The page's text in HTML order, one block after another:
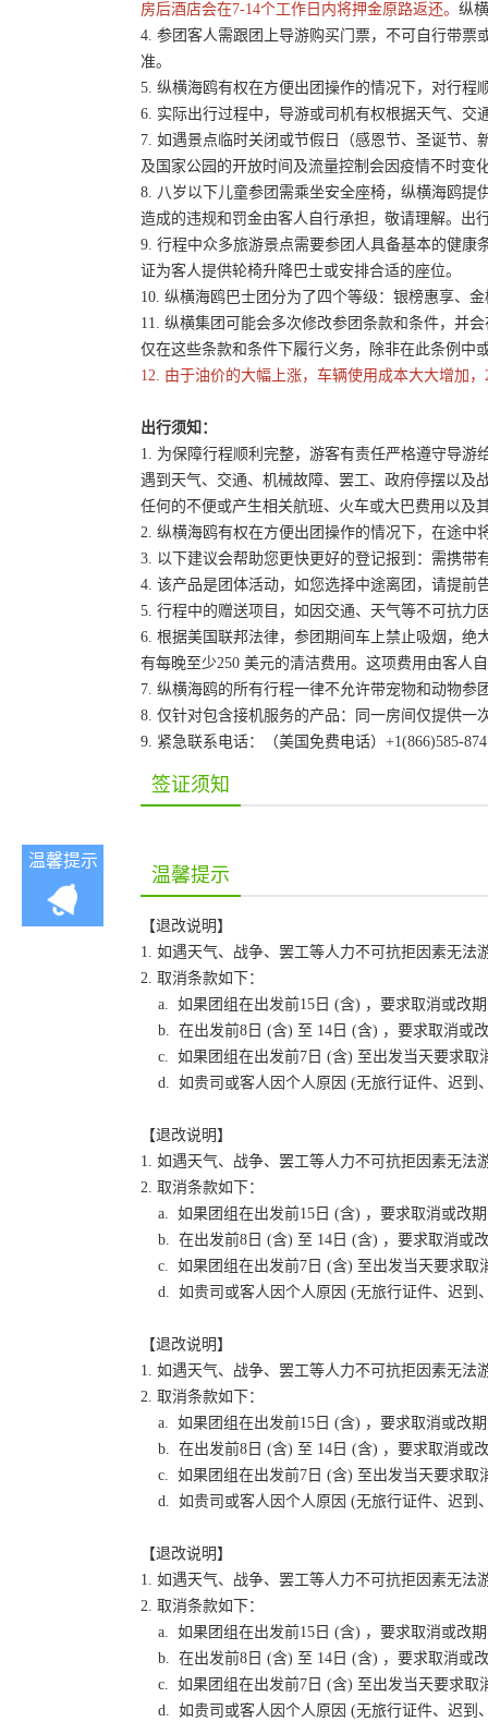
房后酒店会在7-14个工作日内将押金原路返还。 纵
4. 参团客人需跟团上导游购买门票，不可自行带票
准。
5. 纵横海鸥有权在方便出团操作的情况下，对行
6. 实际出行过程中，导游或司机有权根据天气、
7. 如遇景点临时关闭或节假日（感恩节、圣诞节
及国家公园的开放时间及流量控制会因疫情不时变
8. 八岁以下儿童参团需乘坐安全座椅，纵横海鸥提
造成的违规和罚金由客人自行承担，敬请理解。出
9. 行程中众多旅游景点需要参团人具备基本的健
证为客人提供轮椅升降巴士或安排合适的座位。
10. 纵横海鸥巴士团分为了四个等级：银榜惠享、
11. 纵横集团可能会多次修改参团条款和条件，并
仅在这些条款和条件下履行义务，除非在此条例中
12. 由于油价的大幅上涨，车辆使用成本大大增加
出行须知：
1. 为保障行程顺利完整，游客有责任严格遵守导
遇到天气、交通、机械故障、罢工、政府停摆以及
任何的不便或产生相关航班、火车或大巴费用以及
2. 纵横海鸥有权在方便出团操作的情况下，在途
3. 以下建议会帮助您更快更好的登记报到：需携
4. 该产品是团体活动，如您选择中途离团，请提
5. 行程中的赠送项目，如因交通、天气等不可抗
6. 根据美国联邦法律，参团期间车上禁止吸烟，
有每晚至少250 美元的清洁费用。这项费用由客人
7. 纵横海鸥的所有行程一律不允许带宠物和动物参
8. 仅针对包含接机服务的产品：同一房间仅提供
9. 紧急联系电话：（美国免费电话）+1(866)585-
签证须知
温馨提示
温馨提示
【退改说明】
1. 如遇天气、战争、罢工等人力不可抗拒因素无
2. 取消条款如下：
a. 如果团组在出发前15日 (含) ，要求取消或改
b. 在出发前8日 (含) 至 14日 (含) ，要求取消或
c. 如果团组在出发前7日 (含) 至出发当天要求取
d. 如贵司或客人因个人原因 (无旅行证件、迟到
【退改说明】
1. 如遇天气、战争、罢工等人力不可抗拒因素无
2. 取消条款如下：
a. 如果团组在出发前15日 (含) ，要求取消或改
b. 在出发前8日 (含) 至 14日 (含) ，要求取消或
c. 如果团组在出发前7日 (含) 至出发当天要求取
d. 如贵司或客人因个人原因 (无旅行证件、迟到
【退改说明】
1. 如遇天气、战争、罢工等人力不可抗拒因素无
2. 取消条款如下：
a. 如果团组在出发前15日 (含) ，要求取消或改
b. 在出发前8日 (含) 至 14日 (含) ，要求取消或
c. 如果团组在出发前7日 (含) 至出发当天要求取
d. 如贵司或客人因个人原因 (无旅行证件、迟到
【退改说明】
1. 如遇天气、战争、罢工等人力不可抗拒因素无
2. 取消条款如下：
a. 如果团组在出发前15日 (含) ，要求取消或改
b. 在出发前8日 (含) 至 14日 (含) ，要求取消或
c. 如果团组在出发前7日 (含) 至出发当天要求取
d. 如贵司或客人因个人原因 (无旅行证件、迟到